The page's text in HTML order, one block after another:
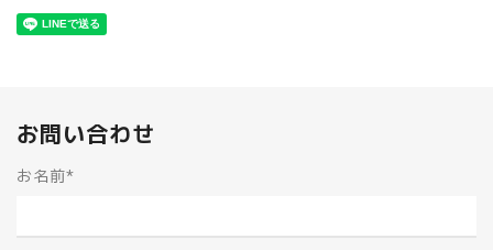
お問い合わせ
お名前*